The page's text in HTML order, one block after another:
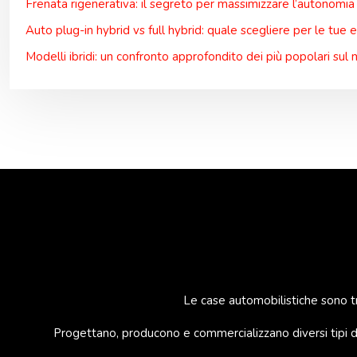
Frenata rigenerativa: il segreto per massimizzare
Auto plug-in hybrid vs full hybrid: quale scegliere per le tue
Modelli ibridi: un confronto approfondito dei più popolari sul
Le case automobilistiche sono
Progettano, producono e commercializzano diversi